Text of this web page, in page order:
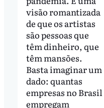
visão romantizada
de que os artistas
são pessoas que
têm dinheiro, que
têm mansões.
Basta imaginar um
dado: quantas
empresas no Brasil
empregam